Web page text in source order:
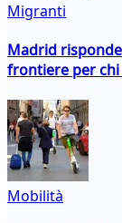
Migranti
Madrid
frontiere per
Mobilità